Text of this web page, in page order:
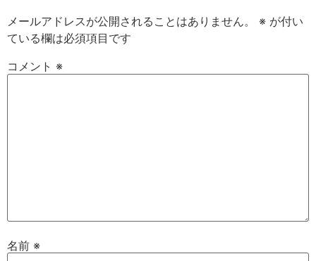
メールアドレスが公開されることはありません。 ※ が付い
ている欄は必須項目です
コメント ※
名前 ※